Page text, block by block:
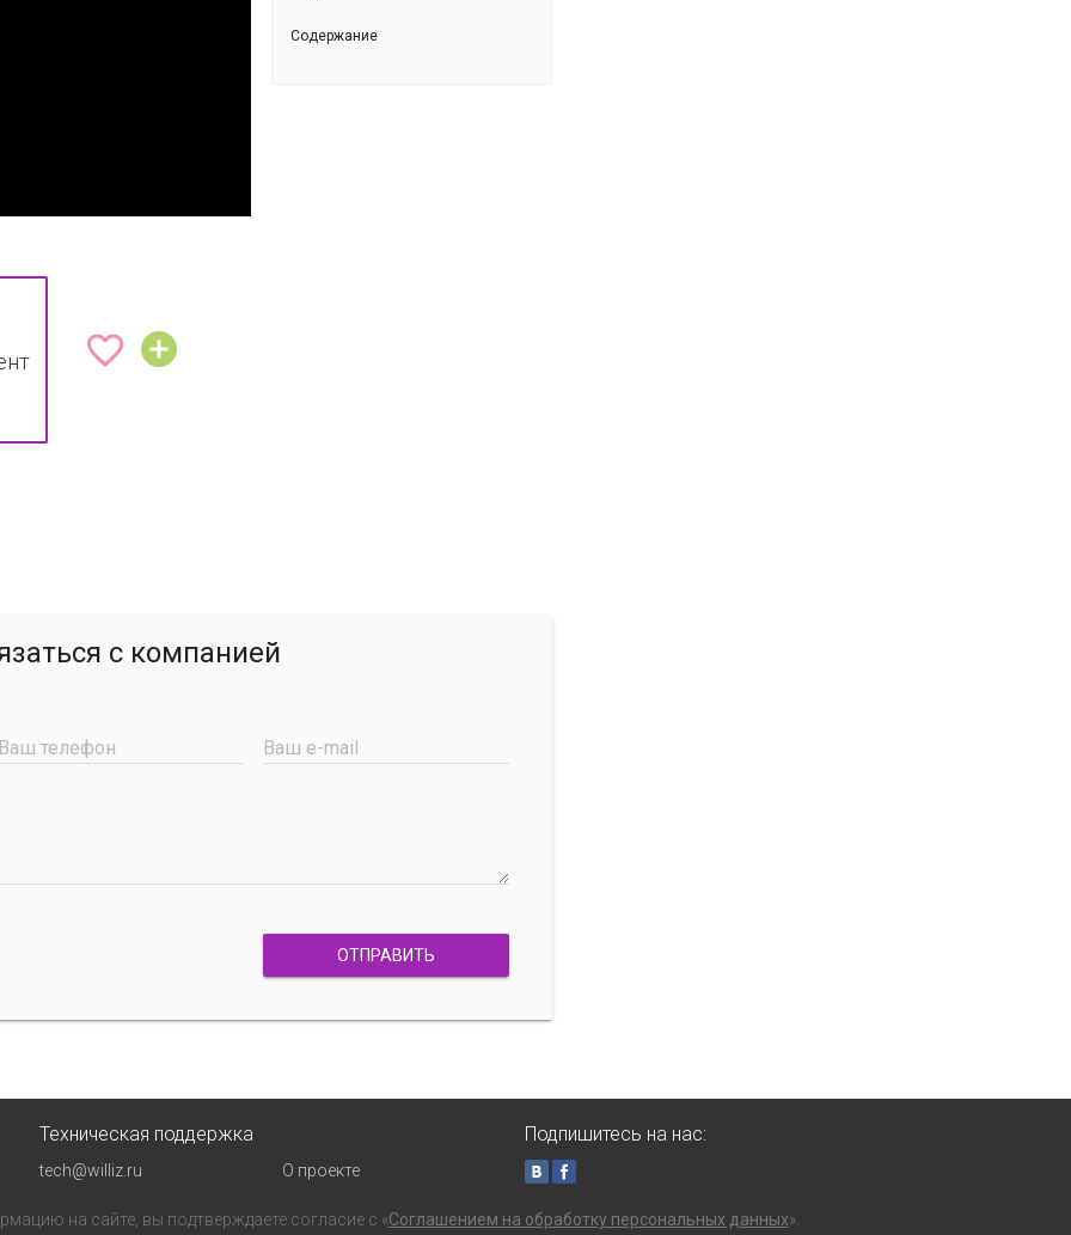
 
Содержание
с компанией
Ваш телефон Ваш e-mail
ОТПРАВИТЬ
Техническая поддержка
tech@williz.ru О проекте
Подпишитесь на нас:
на сайте, вы подтверждаете согласие с «Соглашением на обработку персональных данных».